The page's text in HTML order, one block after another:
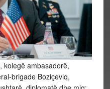
kolegë ambasadorë,
brigade Boziçeviq,